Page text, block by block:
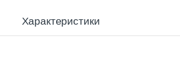
Характеристики